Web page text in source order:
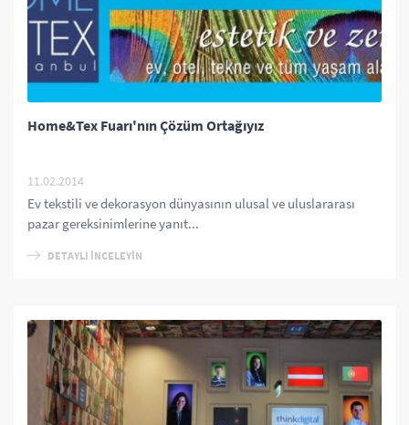
Home&Tex Fuarı'nın Çözüm Ortağıyız
11.02.2014
Ev tekstili ve dekorasyon dünyasının ulusal ve uluslararası
pazar gereksinimlerine yanıt...
DETAYLI İNCELEYİN